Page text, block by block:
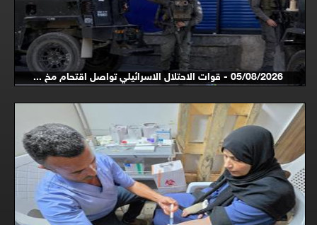
05/08/2026 - قوات الاحتلال الاسرائيلي تواصل اقتحام مخ ...